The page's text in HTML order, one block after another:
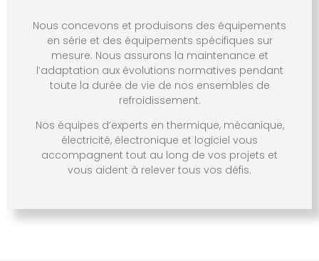
Nous concevons et produisons des équipements
en série et des équipements spécifiques sur
mesure. Nous assurons la maintenance et
l’adaptation aux évolutions normatives pendant
toute la durée de vie de nos ensembles de
refroidissement.
Nos équipes d’experts en thermique, mécanique,
électricité, électronique et logiciel vous
accompagnent tout au long de vos projets et
vous aident à relever tous vos défis.